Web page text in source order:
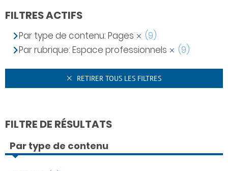
FILTRES ACTIFS
Par type de contenu: Pages
(9)
Par rubrique: Espace professionnels
(9)
RETIRER TOUS LES FILTRES
FILTRE DE RÉSULTATS
Par type de contenu